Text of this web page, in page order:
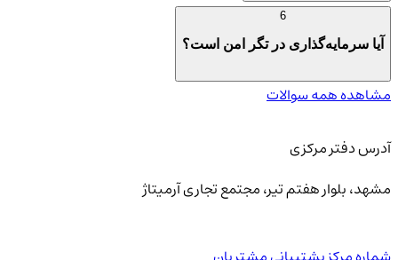
آیا سرمایه‌گذاری در تگر امن است؟
مشاهده همه سوالات
آدرس دفتر مرکزی
مشهد، بلوار هفتم تیر، مجتمع تجاری آرمیتاژ